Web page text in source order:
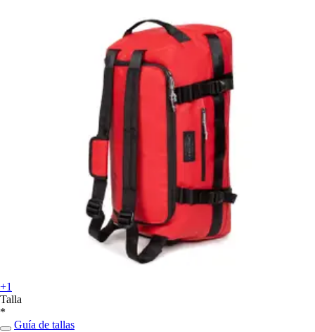
+1
Talla
*
Guía de tallas